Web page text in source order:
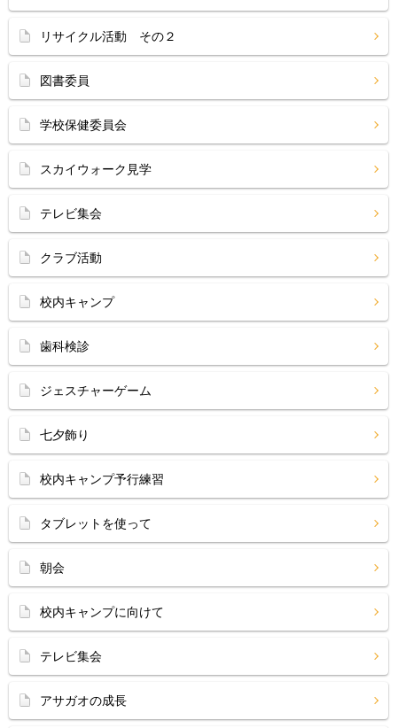
リサイクル活動 その２
図書委員
学校保健委員会
スカイウォーク見学
テレビ集会
クラブ活動
校内キャンプ
歯科検診
ジェスチャーゲーム
七夕飾り
校内キャンプ予行練習
タブレットを使って
朝会
校内キャンプに向けて
テレビ集会
アサガオの成長